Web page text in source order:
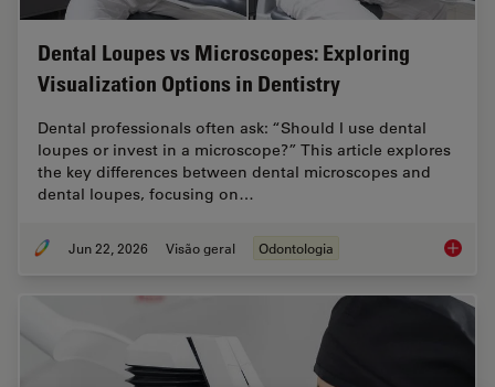
Dental Loupes vs Microscopes: Exploring
Visualization Options in Dentistry
Dental professionals often ask: “Should I use dental
loupes or invest in a microscope?” This article explores
the key differences between dental microscopes and
dental loupes, focusing on…
Jun 22, 2026 Visão geral Odontologia Dental